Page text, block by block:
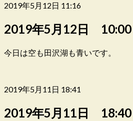
2019年5月12日 11:16
2019年5月12日 10:00
今日は空も田沢湖も青いです。
2019年5月11日 18:41
2019年5月11日 18:40